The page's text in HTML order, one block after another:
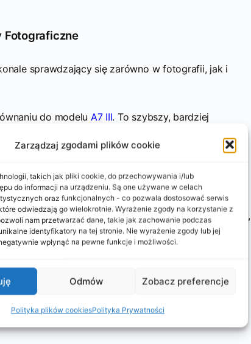
Zarządzaj zgodami plików cookie
takich jak pliki cookie, do przechowywania i/lub
do informacji na urządzeniu. Są one używane w celach
oraz funkcjonalnych - co pozwala dostosować serwis
odwiedzają go wielokrotnie. Wyrażenie zgody na korzystanie z
nam przetwarzać dane, takie jak zachowanie podczas
identyfikatory na tej stronie. Nie wyrażenie zgody lub jej
wpłynąć na pewne funkcje i możliwości.
Odmów Zobacz preferencje
Polityka plików cookiesPolityka Prywatności
Fotograficzne
sprawdzający się zarówno w fotografii, jak i
do modelu A7 III. To szybszy, bardziej
W obszarze wideo oferuje znacznie lepsze
4K), brakiem limitu czasu nagrywania, doskonałym
4K 4:2:2 w 10-bitach wewnętrznie. Pomimo tych
parametry. Oszczędność około 4000
akcesoria, które mogą uzupełnić doświadczenie
obiektywów, statywu, torby fotograficznej, filtry,
oświetlenia czy mikrofonu do poprawy
akcesoriów zależy od indywidualnych potrzeb i
rozwinięcie swojego sprzętu o dodatkowe elementy